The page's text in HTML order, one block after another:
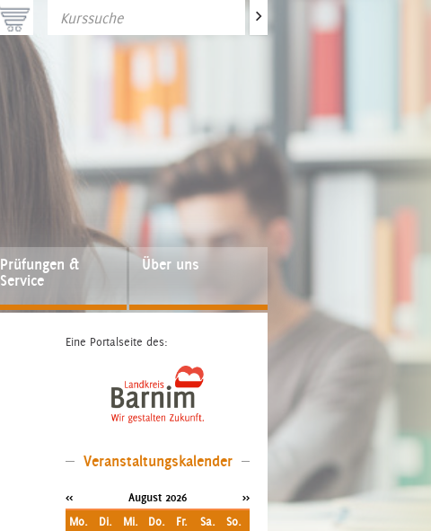
>
Prüfungen &
Service
Über uns
Eine Portalseite des:
Veranstaltungskalender
<< August 2026 >>
Mo. Di. Mi. Do. Fr. Sa. So.